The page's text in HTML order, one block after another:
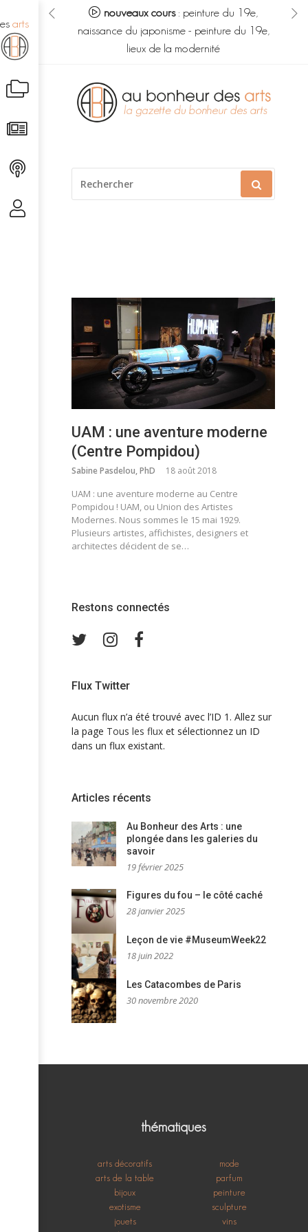
des arts :
savoir
nouveaux cours: peinture du 19e,
naissance du japonisme- peinture du 19e,
lieux de la modernité
arts
au
contenu
POUR
:
UAM : une aventure moderne
(Centre Pompidou)
Sabine Pasdelou, PhD 18 août 2018
UAM : une aventure moderne au Centre
Pompidou ! UAM, ou Union des Artistes
Modernes. Nous sommes le 15 mai 1929.
Plusieurs artistes, affichistes, designers et
architectes décident de se…
Restons connectés
TwitterInstagram
Flux Twitter
Aucun flux n’a été trouvé avec l’ID 1. Allez sur
la page Tous les flux et sélectionnez un ID
dans un flux existant.
Articles récents
Au Bonheur des Arts : une
plongée dans les galeries du
savoir
19 février 2025
Figures du fou – le côté caché
28 janvier 2025
Leçon de vie #MuseumWeek22
18 juin 2022
Les Catacombes de Paris
30 novembre 2020
thématiques
arts décoratifs
arts de la table
bijoux
exotisme
jouets
mode
parfum
peinture
sculpture
vins